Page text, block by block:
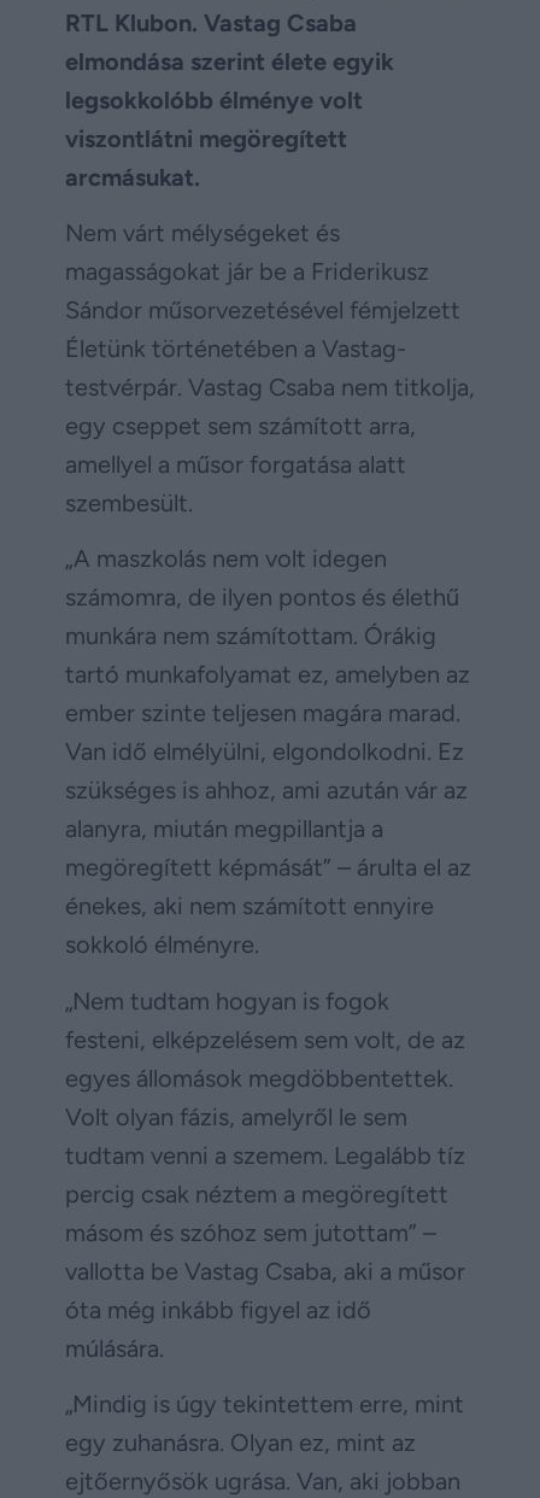
RTL Klubon. Vastag Csaba
elmondása szerint élete egyik
legsokkolóbb élménye volt
viszontlátni megöregített
arcmásukat.
Nem várt mélységeket és
magasságokat jár be a Friderikusz
Sándor műsorvezetésével fémjelzett
Életünk történetében a Vastag-
testvérpár. Vastag Csaba nem titkolja,
egy cseppet sem számított arra,
amellyel a műsor forgatása alatt
szembesült.
„A maszkolás nem volt idegen
számomra, de ilyen pontos és élethű
munkára nem számítottam. Órákig
tartó munkafolyamat ez, amelyben az
ember szinte teljesen magára marad.
Van idő elmélyülni, elgondolkodni. Ez
szükséges is ahhoz, ami azután vár az
alanyra, miután megpillantja a
megöregített képmását” – árulta el az
énekes, aki nem számított ennyire
sokkoló élményre.
„Nem tudtam hogyan is fogok
festeni, elképzelésem sem volt, de az
egyes állomások megdöbbentettek.
Volt olyan fázis, amelyről le sem
tudtam venni a szemem. Legalább tíz
percig csak néztem a megöregített
másom és szóhoz sem jutottam” –
vallotta be Vastag Csaba, aki a műsor
óta még inkább figyel az idő
múlására.
„Mindig is úgy tekintettem erre, mint
egy zuhanásra. Olyan ez, mint az
ejtőernyősök ugrása. Van, aki jobban